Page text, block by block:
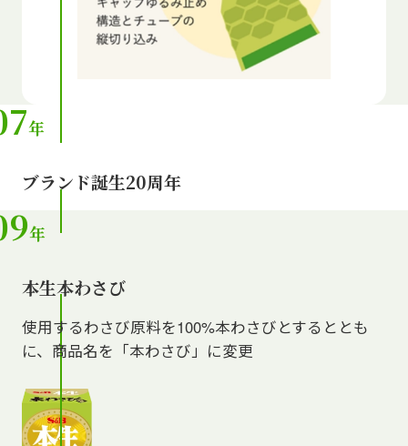
チューブ調味料サイトを見る
年
ブランド誕生20周年
年
本生本わさび
使用するわさび原料を100%本わさびとするととも
に、商品名を「本わさび」に変更